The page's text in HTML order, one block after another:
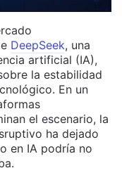
DeepSeek, una
artificial (IA),
la estabilidad
En un
el escenario, la
ha dejado
en IA podría no